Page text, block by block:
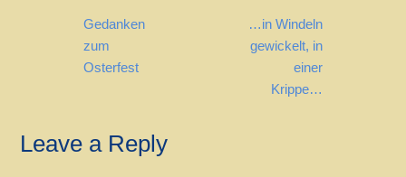
Post
navigation
Gedanken
zum
Osterfest
…in Windeln
gewickelt, in
einer
Krippe…
Leave a Reply